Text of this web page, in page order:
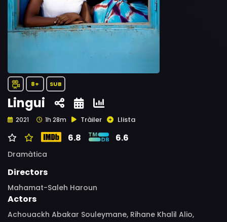
8+ SUB
Lingui
2021 1h 28m Tràiler Llista
6.8 6.6
Dramàtica
Directors
Mahamat-Saleh Haroun
Actors
Achouackh Abakar Souleymane, Rihane Khalil Alio,